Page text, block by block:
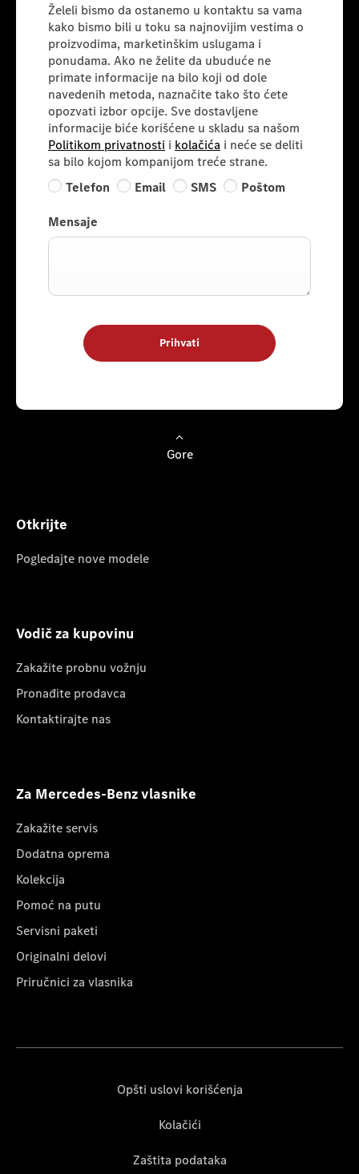
Želeli bismo da ostanemo u kontaktu sa vama
kako bismo bili u toku sa najnovijim vestima o
proizvodima, marketinškim uslugama i
ponudama. Ako ne želite da ubuduće ne
primate informacije na bilo koji od dole
navedenih metoda, naznačite tako što ćete
opozvati izbor opcije. Sve dostavljene
informacije biće korišćene u skladu sa našom
Politikom privatnosti i kolačića i neće se deliti
sa bilo kojom kompanijom treće strane.
Telefon
Email SMS Poštom
Mensaje
Prihvati
Gore
Otkrijte
Pogledajte nove modele
Vodič za kupovinu
Zakažite probnu vožnju
Pronađite prodavca
Kontaktirajte nas
Za Mercedes-Benz vlasnike
Zakažite servis
Dodatna oprema
Kolekcija
Pomoć na putu
Servisni paketi
Originalni delovi
Priručnici za vlasnika
Opšti uslovi korišćenja
Kolačići
Zaštita podataka